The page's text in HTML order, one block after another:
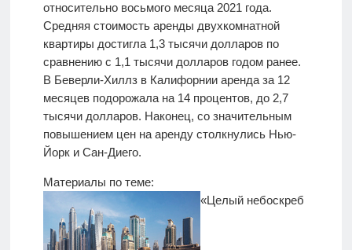
относительно восьмого месяца 2021 года.
Средняя стоимость аренды двухкомнатной
квартиры достигла 1,3 тысячи долларов по
сравнению с 1,1 тысячи долларов годом ранее.
В Беверли-Хиллз в Калифорнии аренда за 12
месяцев подорожала на 14 процентов, до 2,7
тысячи долларов. Наконец, со значительным
повышением цен на аренду столкнулись Нью-
Йорк и Сан-Диего.
Материалы по теме:
«Целый небоскреб